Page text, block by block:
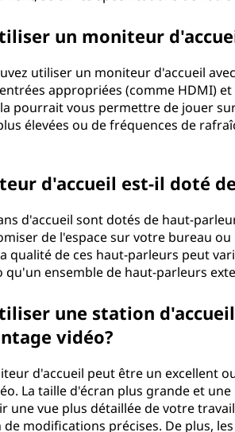
un moniteur
utiliser un moniteur d'accueil
appropriées (comme HDMI)
pourrait vous permettre de jouer
élevées ou de fréquences de
d'accueil est-il doté
d'accueil sont dotés de haut-
de l'espace sur votre bureau
qualité de ces haut-parleurs peut
qu'un ensemble de haut-parleurs
une station
vidéo?
d'accueil peut être un excellent
La taille d'écran plus grande et
une vue plus détaillée de votre
de modifications précises. De plus,